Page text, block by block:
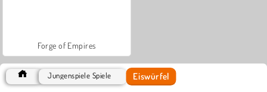
Forge of Empires
Jungenspiele Spiele Eiswürfel